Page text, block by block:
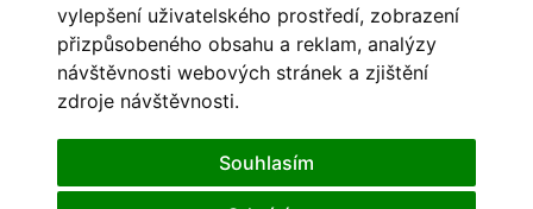
vylepšení uživatelského prostředí, zobrazení
přizpůsobeného obsahu a reklam, analýzy
návštěvnosti webových stránek a zjištění
zdroje návštěvnosti.
Souhlasím
<< 2023
>>
Po
Út St Čt Pá So
2
3 4
9
10 11 12 13 14
15
19